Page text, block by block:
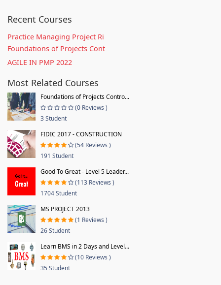
Recent Courses
Practice Managing Project Ri
Foundations of Projects Cont
AGILE IN PMP 2022
Most Related Courses
Foundations of Projects Contro...
(0 Reviews )
3 Student
FIDIC 2017 - CONSTRUCTION
(54 Reviews )
191 Student
Good To Great - Level 5 Leader...
(113 Reviews )
1704 Student
MS PROJECT 2013
(1 Reviews )
26 Student
Learn BMS in 2 Days and Level...
(10 Reviews )
35 Student